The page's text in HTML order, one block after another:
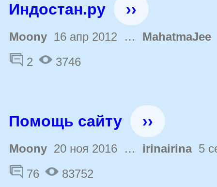
Индостан.ру
››
Moony 16 апр 2012 … MahatmaJee
2
3746
Помощь сайту ››
Moony 20 ноя 2016 … irinairina5
76
83752